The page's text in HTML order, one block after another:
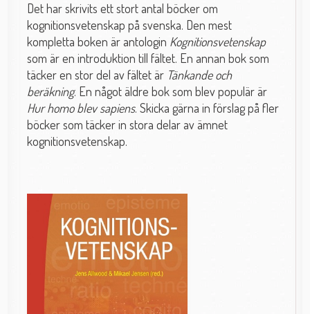
Det har skrivits ett stort antal böcker om
kognitionsvetenskap på svenska. Den mest
kompletta boken är antologin Kognitionsvetenskap
som är en introduktion till fältet. En annan bok som
täcker en stor del av fältet är Tänkande och
beräkning. En något äldre bok som blev populär är
Hur homo blev sapiens. Skicka gärna in förslag på fler
böcker som täcker in stora delar av ämnet
kognitionsvetenskap.